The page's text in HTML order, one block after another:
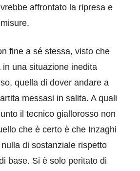
affrontato la ripresa e
fine a sé stessa, visto che
in una situazione inedita
quella di dover andare a
messasi in salita. A quali
il tecnico giallorosso non
che è certo è che Inzaghi
di sostanziale rispetto
base. Si è solo peritato di